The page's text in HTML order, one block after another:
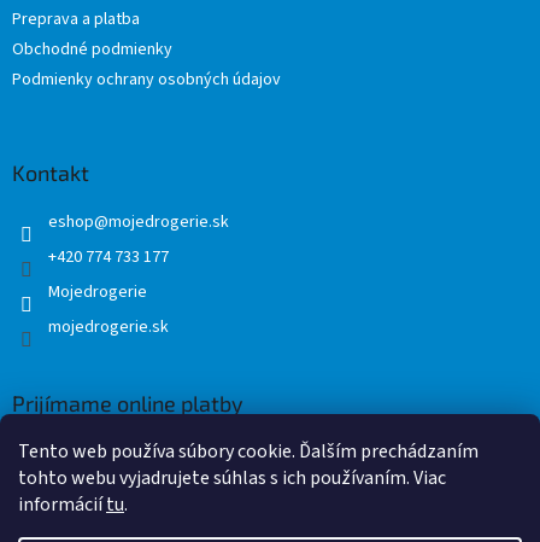
Tento web používa súbory cookie. Ďalším prechádzaním
tohto webu vyjadrujete súhlas s ich používaním. Viac
informáciítu.
Preprava a platba
Obchodné podmienky
Podmienky ochrany osobných údajov
Kontakt
eshop@mojedrogerie.sk
+420 774 733 177
Mojedrogerie
mojedrogerie.sk
Prijímame online platby